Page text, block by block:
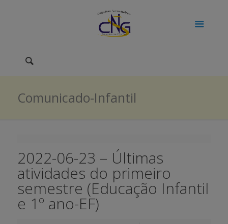
Comunicado-Infantil
2022-06-23 – Últimas
atividades do primeiro
semestre (Educação Infantil
e 1º ano-EF)